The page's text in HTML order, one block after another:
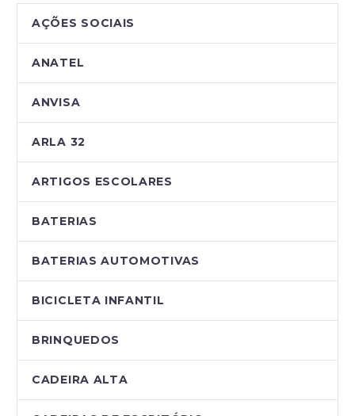
AÇÕES SOCIAIS
ANATEL
ANVISA
ARLA 32
ARTIGOS ESCOLARES
BATERIAS
BATERIAS AUTOMOTIVAS
BICICLETA INFANTIL
BRINQUEDOS
CADEIRA ALTA